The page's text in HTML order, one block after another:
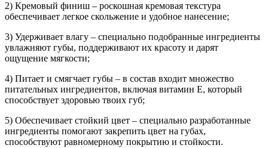
2) Кремовый финиш – роскошная кремовая текстура
обеспечивает легкое скольжение и удобное нанесение;
3) Удерживает влагу – специально подобранные ингредиенты
увлажняют губы, поддерживают их красоту и дарят
ощущение мягкости;
4) Питает и смягчает губы – в состав входит множество
питательных ингредиентов, включая витамин Е, который
способствует здоровью твоих губ;
5) Обеспечивает стойкий цвет – специально разработанные
ингредиенты помогают закрепить цвет на губах,
способствуют равномерному покрытию и стойкости.